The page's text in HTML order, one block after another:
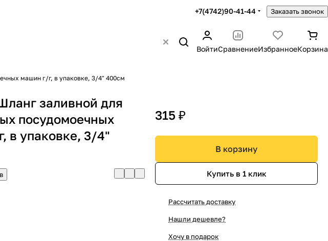
+7(4742)90-41-44 Заказать звонок
ВойтиСравнениеИзбранноеКорзина
машин г/г, в упаковке, 3/4" 400см
заливной для
посудомоечных
в упаковке, 3/4"
315 ₽
В корзину
Купить в 1 клик
Рассчитать доставку
Нашли дешевле?
Хочу в подарок